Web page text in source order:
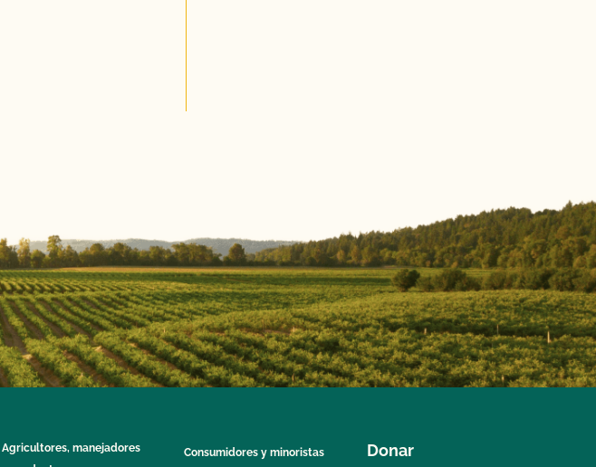
Agricultores, manejadores
Consumidores y minoristas
Donar